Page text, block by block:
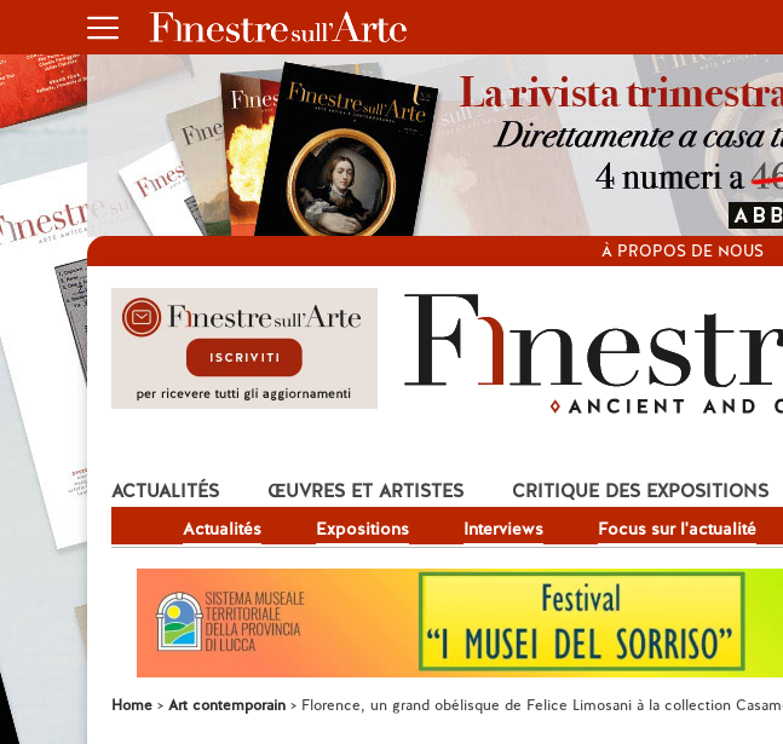
À PROPOS DE NOUS
ACTUALITÉS
Actualités Expositions Interviews Focus sur l'actualité
ŒUVRES ET ARTISTES CRITIQUE DES EXPOSITIONS
Home Art contemporain Florence, un grand obélisque de Felice Limosani à la collection